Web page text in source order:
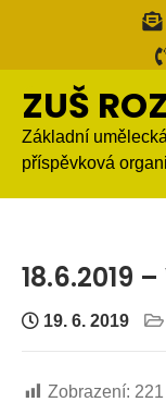
ZUŠ
Základní
příspěvková
18.6.2019
19. 6. 2019
Zobrazení: 221